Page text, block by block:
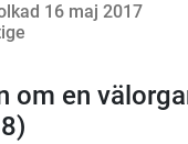
16 maj 2017
om en